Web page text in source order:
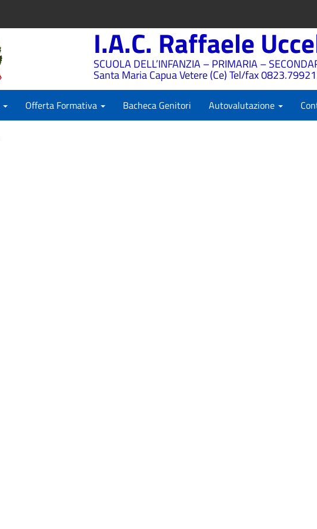
I.A.C. Raffaele
SCUOLA DELL’INFANZIA – PRIMARIA –
Santa Maria Capua Vetere (Ce) Tel/fax
Offerta Formativa Bacheca Genitori Autovalutazione